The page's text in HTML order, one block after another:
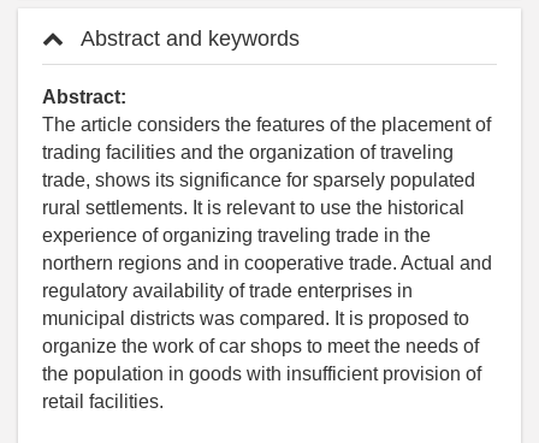
Abstract and keywords
Abstract:
The article considers the features of the placement of
trading facilities and the organization of traveling
trade, shows its significance for sparsely populated
rural settlements. It is relevant to use the historical
experience of organizing traveling trade in the
northern regions and in cooperative trade. Actual and
regulatory availability of trade enterprises in
municipal districts was compared. It is proposed to
organize the work of car shops to meet the needs of
the population in goods with insufficient provision of
retail facilities.